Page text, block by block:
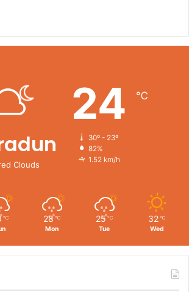
Clouds
24 ℃
30º - 23º
82%
1.52 km/h
℃ 28 ℃
Mon
25 ℃
Tue
32 ℃
Wed